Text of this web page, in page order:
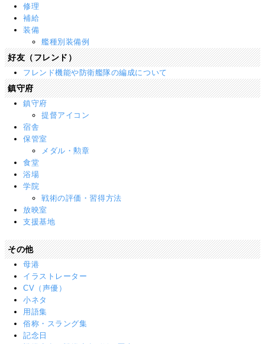
修理
補給
装備
艦種別装備例
好友（フレンド）
フレンド機能や防衛艦隊の編成について
鎮守府
鎮守府
提督アイコン
宿舎
保管室
メダル・勲章
食堂
浴場
学院
戦術の評価・習得方法
放映室
支援基地
その他
母港
イラストレーター
CV（声優）
小ネタ
用語集
俗称・スラング集
記念日